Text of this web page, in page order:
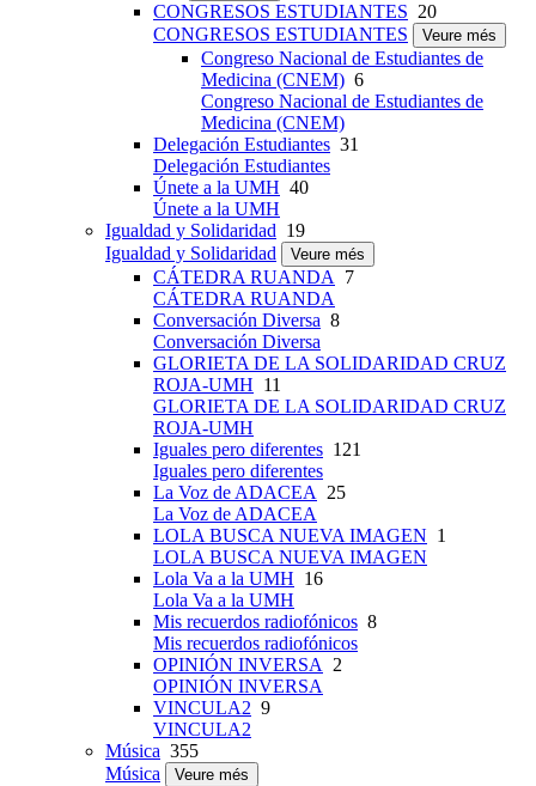
CONGRESOS ESTUDIANTES 20
CONGRESOS ESTUDIANTES
Veure més
Congreso Nacional de Estudiantes de
Medicina (CNEM) 6
Congreso Nacional de Estudiantes de
Medicina (CNEM)
Delegación Estudiantes 31
Delegación Estudiantes
Únete a la UMH 40
Únete a la UMH
Igualdad y Solidaridad 19
Igualdad y Solidaridad
Veure més
CÁTEDRA RUANDA
7
CÁTEDRA RUANDA
Conversación Diversa 8
Conversación Diversa
GLORIETA DE LA SOLIDARIDAD CRUZ
ROJA-UMH 11
GLORIETA DE LA SOLIDARIDAD CRUZ
ROJA-UMH
Iguales pero diferentes 121
Iguales pero diferentes
La Voz de ADACEA
25
La Voz de ADACEA
LOLA BUSCA NUEVA IMAGEN 1
LOLA BUSCA NUEVA IMAGEN
Lola Va a la UMH 16
Lola Va a la UMH
Mis recuerdos radiofónicos 8
Mis recuerdos radiofónicos
OPINIÓN INVERSA
2
OPINIÓN INVERSA
VINCULA2 9
VINCULA2
Música 355
Música
Veure més